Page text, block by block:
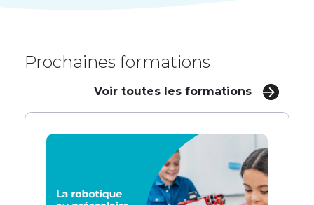
Prochaines formations
Voir toutes les formations